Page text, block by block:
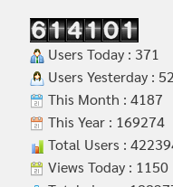
Users Today : 371
Users Yesterday :
This Month : 4187
This Year : 169274
Total Users :
Views Today : 1150